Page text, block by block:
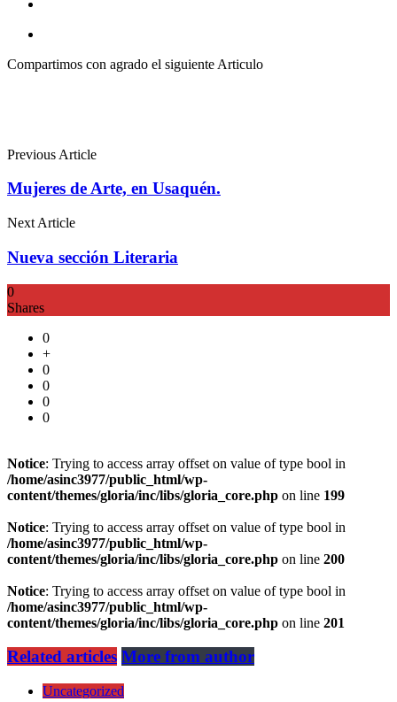
Compartimos con agrado el siguiente Articulo
Previous Article
Mujeres de Arte, en Usaquén.
Next Article
Nueva sección Literaria
0
Shares
0
+
0
0
0
0
Notice: Trying to access array offset on value of type bool in
/home/asinc3977/public_html/wp-
content/themes/gloria/inc/libs/gloria_core.php on line 199
Notice: Trying to access array offset on value of type bool in
/home/asinc3977/public_html/wp-
content/themes/gloria/inc/libs/gloria_core.php on line 200
Notice: Trying to access array offset on value of type bool in
/home/asinc3977/public_html/wp-
content/themes/gloria/inc/libs/gloria_core.php on line 201
Related articles More from author
Uncategorized